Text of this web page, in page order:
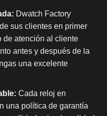
Dwatch Factory
sus clientes en primer
de atención al cliente
antes y después de la
una excelente
Cada reloj en
una política de garantía